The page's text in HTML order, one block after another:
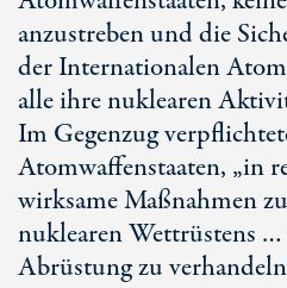
anzustreben und die
der Internationalen
alle ihre nuklearen
Im Gegenzug
Atomwaffenstaaten, „in
wirksame Maßnahmen
nuklearen Wettrüstens
Abrüstung zu